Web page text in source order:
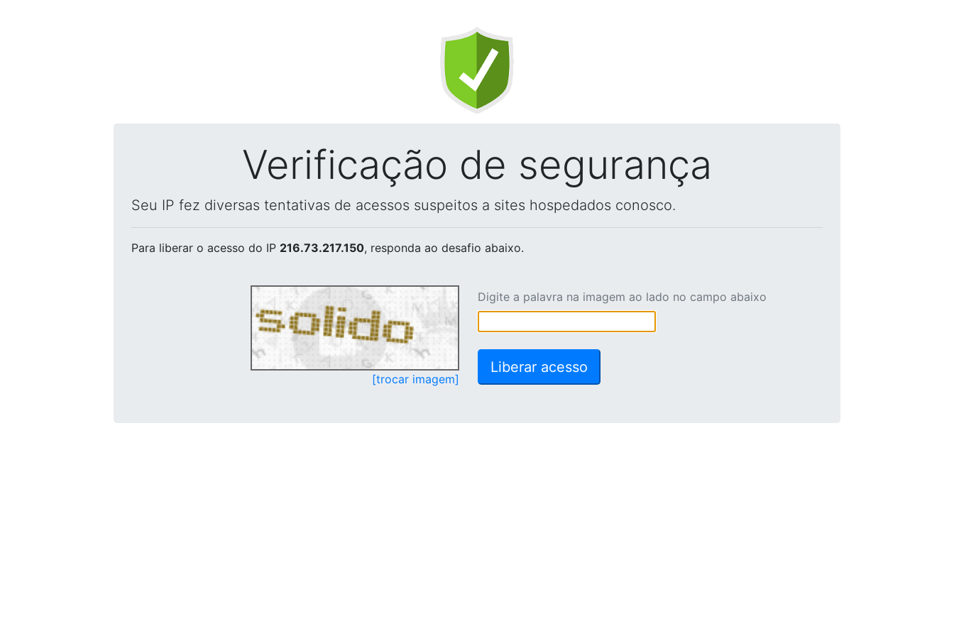
Verificação de segurança
Seu IP fez diversas tentativas de acessos suspeitos a sites hospedados conosco.
Para liberar o acesso do IP 216.73.217.150, responda ao desafio abaixo.
[trocar imagem]
Digite a palavra na imagem ao lado no campo abaixo